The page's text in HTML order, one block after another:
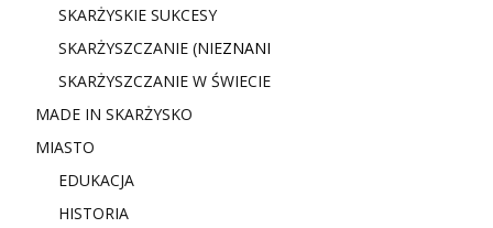
SKARŻYSKIE SUKCESY
SKARŻYSZCZANIE (NIEZNANI
SKARŻYSZCZANIE W ŚWIECIE
MADE IN SKARŻYSKO
MIASTO
EDUKACJA
HISTORIA